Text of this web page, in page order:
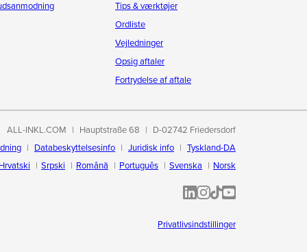
Tips & værktøjer
Ordliste
Vejledninger
Opsig aftaler
Fortrydelse af aftale
ALL-INKL.COM Hauptstraße 68
D-02742 Friedersdorf
Databeskyttelsesinfo Juridisk info
Tyskland-DA
Srpski Română Português Svenska Norsk
ALL-INKL.COM | LinkedIn
ALL-INKL.COM • Instagram
ALL-INKL.COM | TikTok
ALLINKL.COM -
Privatlivsindstillinger